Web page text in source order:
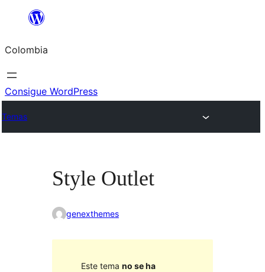
Saltar
contenido
Colombia
Consigue WordPress
Temas
Style Outlet
genexthemes
Este tema no se ha